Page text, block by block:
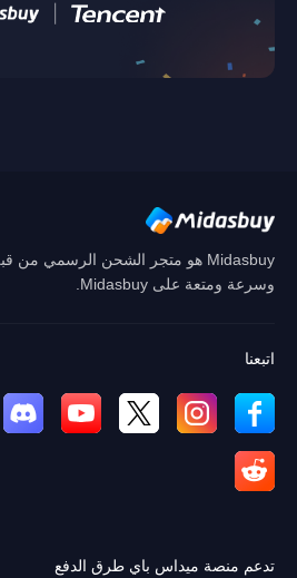
وسرعة ومتعة على Midasbuy.
اتبعنا
تدعم منصة ميداس باي طرق الدفع